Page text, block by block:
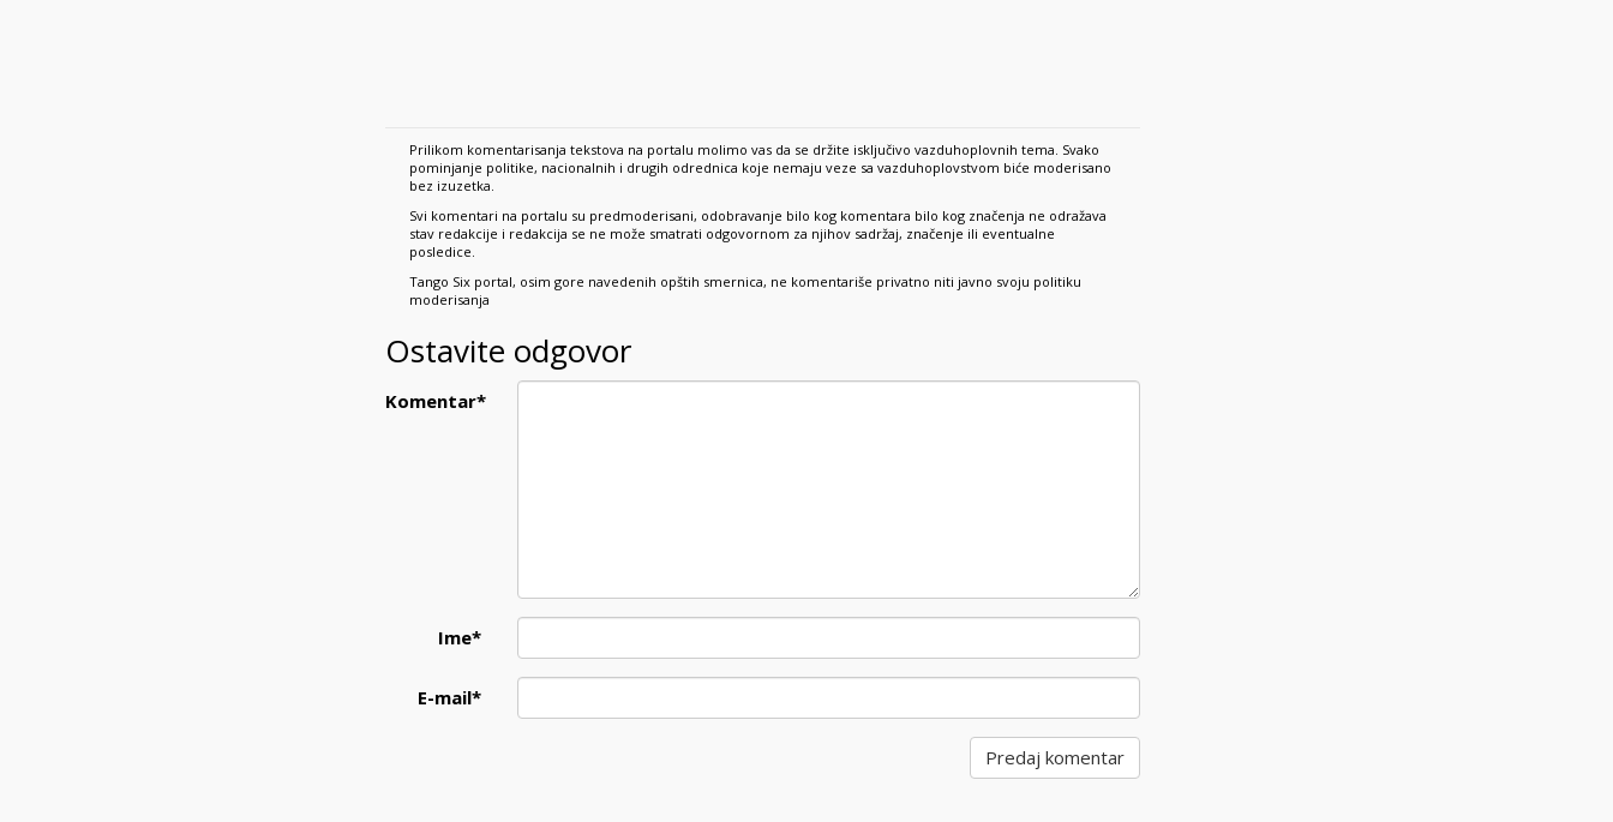
Prilikom komentarisanja tekstova na portalu molimo vas da se držite isključivo vazduhoplovnih tema. Svako
pominjanje politike, nacionalnih i drugih odrednica koje nemaju veze sa vazduhoplovstvom biće moderisano
bez izuzetka.
Svi komentari na portalu su predmoderisani, odobravanje bilo kog komentara bilo kog značenja ne odražava
stav redakcije i redakcija se ne može smatrati odgovornom za njihov sadržaj, značenje ili eventualne
posledice.
Tango Six portal, osim gore navedenih opštih smernica, ne komentariše privatno niti javno svoju politiku
moderisanja
Ostavite odgovor
Komentar*
Ime*
E-mail*